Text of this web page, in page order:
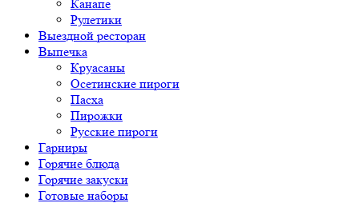
Канапе
Рулетики
Выездной ресторан
Выпечка
Круасаны
Осетинские пироги
Пасха
Пирожки
Русские пироги
Гарниры
Горячие блюда
Горячие закуски
Готовые наборы